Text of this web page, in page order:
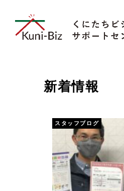
新着情報
スタッフブログ